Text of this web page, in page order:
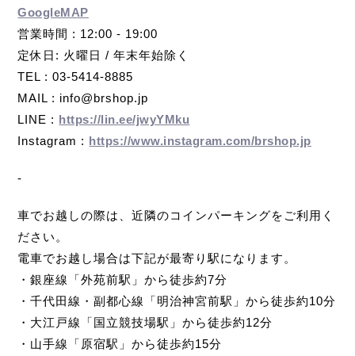
GoogleMAP
営業時間 : 12:00 - 19:00
定休日: 火曜日 / 年末年始除く
TEL : 03-5414-8885
MAIL : info@brshop.jp
LINE : https://lin.ee/jwyYMku
Instagram : https://www.instagram.com/brshop.jp
-
車でお越しの際は、近隣のコインパーキングをご利用く
ださい。
電車でお越し場合は下記が最寄り駅になります。
・銀座線「外苑前駅」から徒歩約7分
・千代田線・副都心線「明治神宮前駅」から徒歩約10分
・大江戸線「国立競技場駅」から徒歩約12分
・山手線「原宿駅」から徒歩約15分